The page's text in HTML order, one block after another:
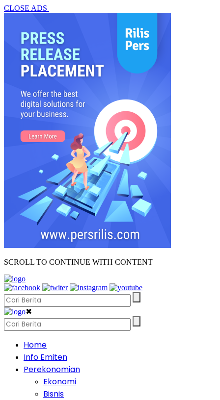
CLOSE ADS
SCROLL TO CONTINUE WITH CONTENT
✖
Home
Info Emiten
Perekonomian
Ekonomi
Bisnis